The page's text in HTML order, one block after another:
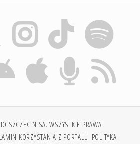
SZCZECIN SA. WSZYSTKIE PRAWA
KORZYSTANIA Z PORTALU POLITYKA